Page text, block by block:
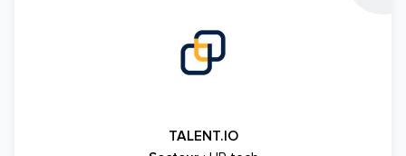
TALENT.IO